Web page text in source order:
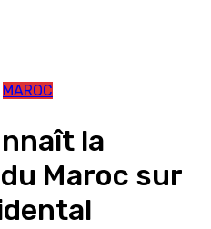
MAROC
la
Maroc sur